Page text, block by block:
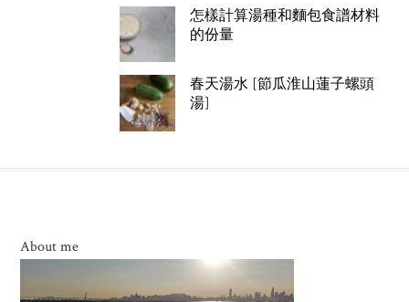
怎樣計算湯種和麵包食譜材料
的份量
春天湯水 [節瓜淮山蓮子螺頭
湯]
About me